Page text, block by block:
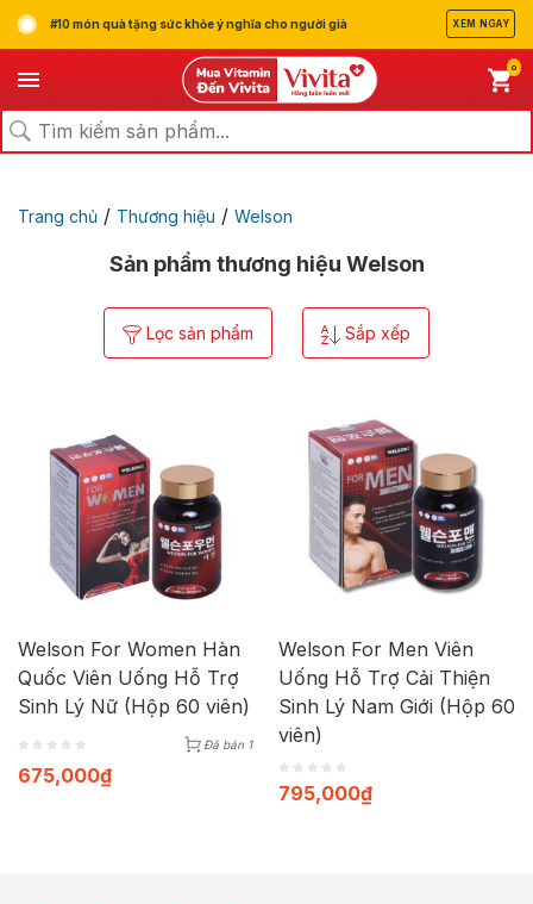
#10 món quà tặng sức khỏe ý nghĩa cho người già XEM NGAY
0
Trang chủ / Thương hiệu / Welson
Sản phẩm thương hiệu Welson
Lọc sản phẩm Sắp xếp
Welson For Women Hàn
Quốc Viên Uống Hỗ Trợ
Sinh Lý Nữ (Hộp 60 viên)
Đã bán 1
675,000₫
Welson For Men Viên
Uống Hỗ Trợ Cải Thiện
Sinh Lý Nam Giới (Hộp 60
viên)
795,000₫